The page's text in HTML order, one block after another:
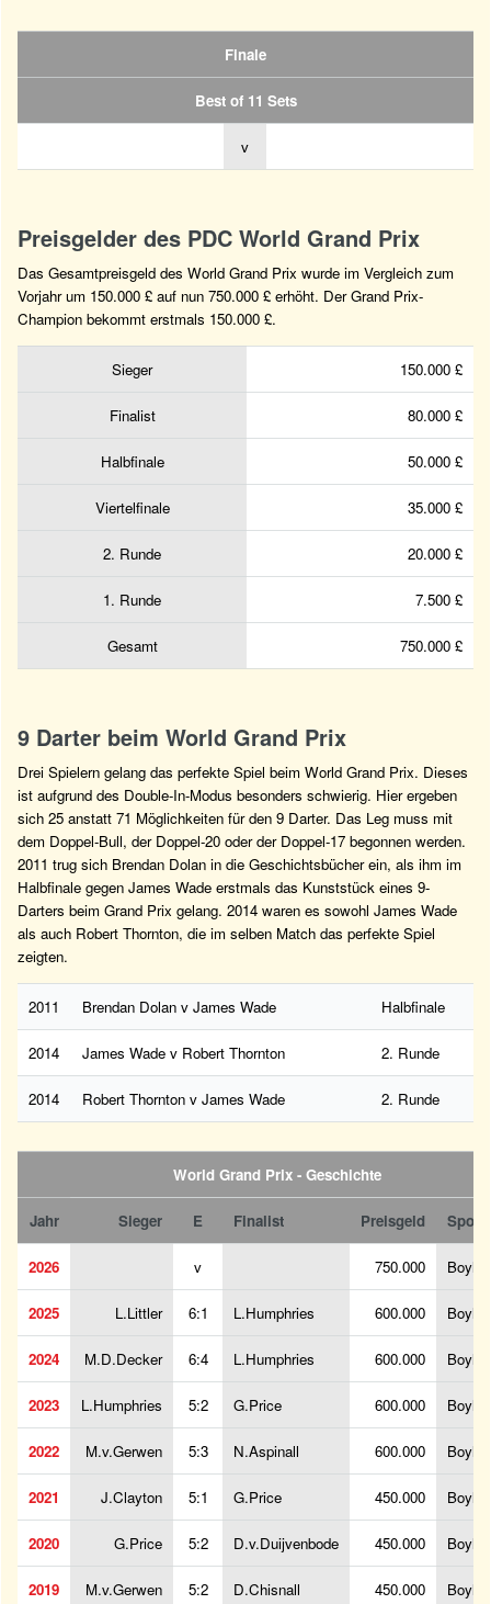
Finale
Best of 11 Sets
v
Preisgelder des PDC World Grand Prix
Das Gesamtpreisgeld des World Grand Prix wurde im Vergleich zum
Vorjahr um 150.000 £ auf nun 750.000 £ erhöht. Der Grand Prix-
Champion bekommt erstmals 150.000 £.
Sieger 150.000 £
Finalist 80.000 £
Halbfinale 50.000 £
Viertelfinale 35.000 £
2. Runde 20.000 £
1. Runde 7.500 £
Gesamt 750.000 £
9 Darter beim World Grand Prix
Drei Spielern gelang das perfekte Spiel beim World Grand Prix. Dieses
ist aufgrund des Double-In-Modus besonders schwierig. Hier ergeben
sich 25 anstatt 71 Möglichkeiten für den 9 Darter. Das Leg muss mit
dem Doppel-Bull, der Doppel-20 oder der Doppel-17 begonnen werden.
2011 trug sich Brendan Dolan in die Geschichtsbücher ein, als ihm im
Halbfinale gegen James Wade erstmals das Kunststück eines 9-
Darters beim Grand Prix gelang. 2014 waren es sowohl James Wade
als auch Robert Thornton, die im selben Match das perfekte Spiel
zeigten.
2011 Brendan Dolan v James Wade Halbfinale
2014 James Wade v Robert Thornton 2. Runde
2014 Robert Thornton v James Wade 2. Runde
World Grand Prix - Geschichte
Jahr Sieger E Finalist Preisgeld
2026 v 750.000
2025 L.Littler 6:1 L.Humphries 600.000
2024 M.D.Decker 6:4 L.Humphries 600.000
2023 L.Humphries 5:2 G.Price 600.000
2022 M.v.Gerwen 5:3 N.Aspinall 600.000
2021 J.Clayton 5:1 G.Price 450.000
2020 G.Price 5:2 D.v.Duijvenbode 450.000
2019 M.v.Gerwen 5:2 D.Chisnall 450.000